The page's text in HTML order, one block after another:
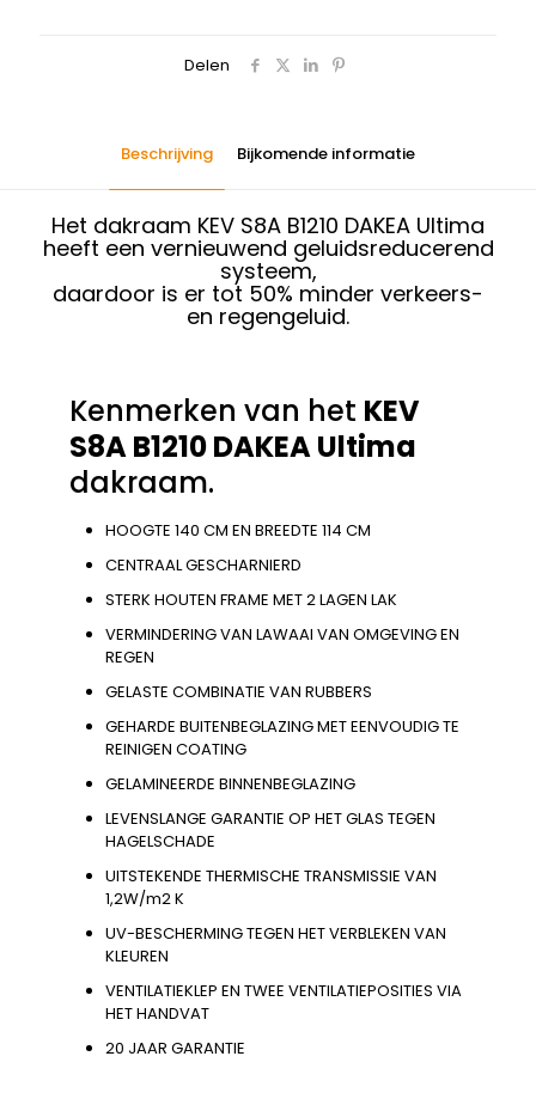
Delen
Beschrijving Bijkomende informatie
Het dakraam KEV S8A B1210 DAKEA Ultima
heeft een vernieuwend geluidsreducerend
systeem,
daardoor is er tot 50% minder verkeers-
en regengeluid.
Kenmerken van het KEV
S8A B1210DAKEA Ultima
dakraam.
HOOGTE 140 CM EN BREEDTE 114 CM
CENTRAAL GESCHARNIERD
STERK HOUTEN FRAME MET 2 LAGEN LAK
VERMINDERING VAN LAWAAI VAN OMGEVING EN
REGEN
GELASTE COMBINATIE VAN RUBBERS
GEHARDE BUITENBEGLAZING MET EENVOUDIG TE
REINIGEN COATING
GELAMINEERDE BINNENBEGLAZING
LEVENSLANGE GARANTIE OP HET GLAS TEGEN
HAGELSCHADE
UITSTEKENDE THERMISCHE TRANSMISSIE VAN
1,2W/m2 K
UV-BESCHERMING TEGEN HET VERBLEKEN VAN
KLEUREN
VENTILATIEKLEP EN TWEE VENTILATIEPOSITIES VIA
HET HANDVAT
20 JAAR GARANTIE